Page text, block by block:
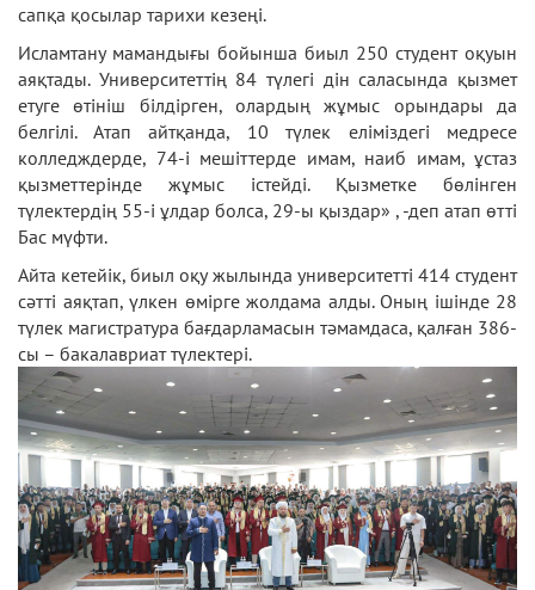
сапқа қосылар тарихи кезеңі.
Исламтану мамандығы бойынша биыл 250 студент оқуын
аяқтады. Университеттің 84 түлегі дін саласында қызмет
етуге өтініш білдірген, олардың жұмыс орындары да
белгілі. Атап айтқанда, 10 түлек еліміздегі медресе
колледждерде, 74-і мешіттерде имам, наиб имам, ұстаз
қызметтерінде жұмыс істейді. Қызметке бөлінген
түлектердің 55-і ұлдар болса, 29-ы қыздар» , -деп атап өтті
Бас мүфти.
Айта кетейік, биыл оқу жылында университетті 414 студент
сәтті аяқтап, үлкен өмірге жолдама алды. Оның ішінде 28
түлек магистратура бағдарламасын тәмамдаса, қалған 386-
сы – бакалавриат түлектері.